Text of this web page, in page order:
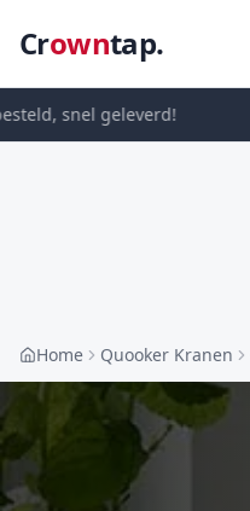
Crowntap.
snel geleverd!
Home Quooker Kranen